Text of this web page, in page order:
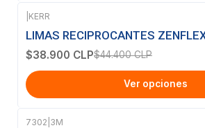
-12%OFF
KERR
LIMAS RECIPROCANTES
$38.900 CLP$44.400 CLP
Ver opciones
7302 3M